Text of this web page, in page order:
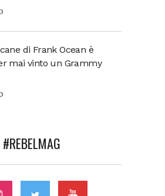
di Frank Ocean è
mai vinto un Grammy